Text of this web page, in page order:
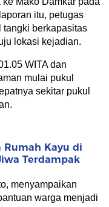
itu, petugas
tangki berkapasitas
lokasi kejadian.
WITA dan
mulai pukul
sekitar pukul
Rumah Kayu di
Terdampak
menyampaikan
warga menjadi